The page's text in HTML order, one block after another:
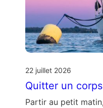
22 juillet 2026
Quitter un
Partir au petit